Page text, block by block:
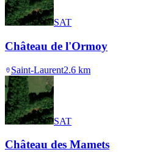
SAT
Château de l'Ormoy
Saint-Laurent2.6 km
SAT
Château des Mamets